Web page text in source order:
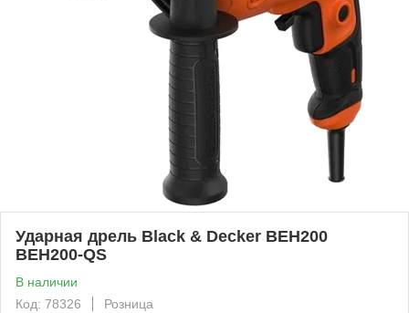
Ударная дрель Black & Decker BEH200
BEH200-QS
В наличии
Код: 78326
Розница